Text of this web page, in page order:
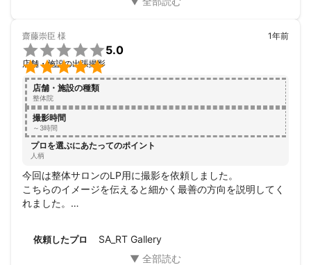
齋藤崇臣 様


5.0
店舗・施設の出張撮影
1年前
店舗・施設の種類
整体院
撮影時間
～3時間
プロを選ぶにあたってのポイント
人柄
今回は整体サロンのLP用に撮影を依頼しました。
こちらのイメージを伝えると細かく最善の方向を説明してく
れました。
撮影した仕上がりもイメージ通りで良かったです。
また機会があればお願いしたいと思います。
依頼したプロ SA_RT Gallery